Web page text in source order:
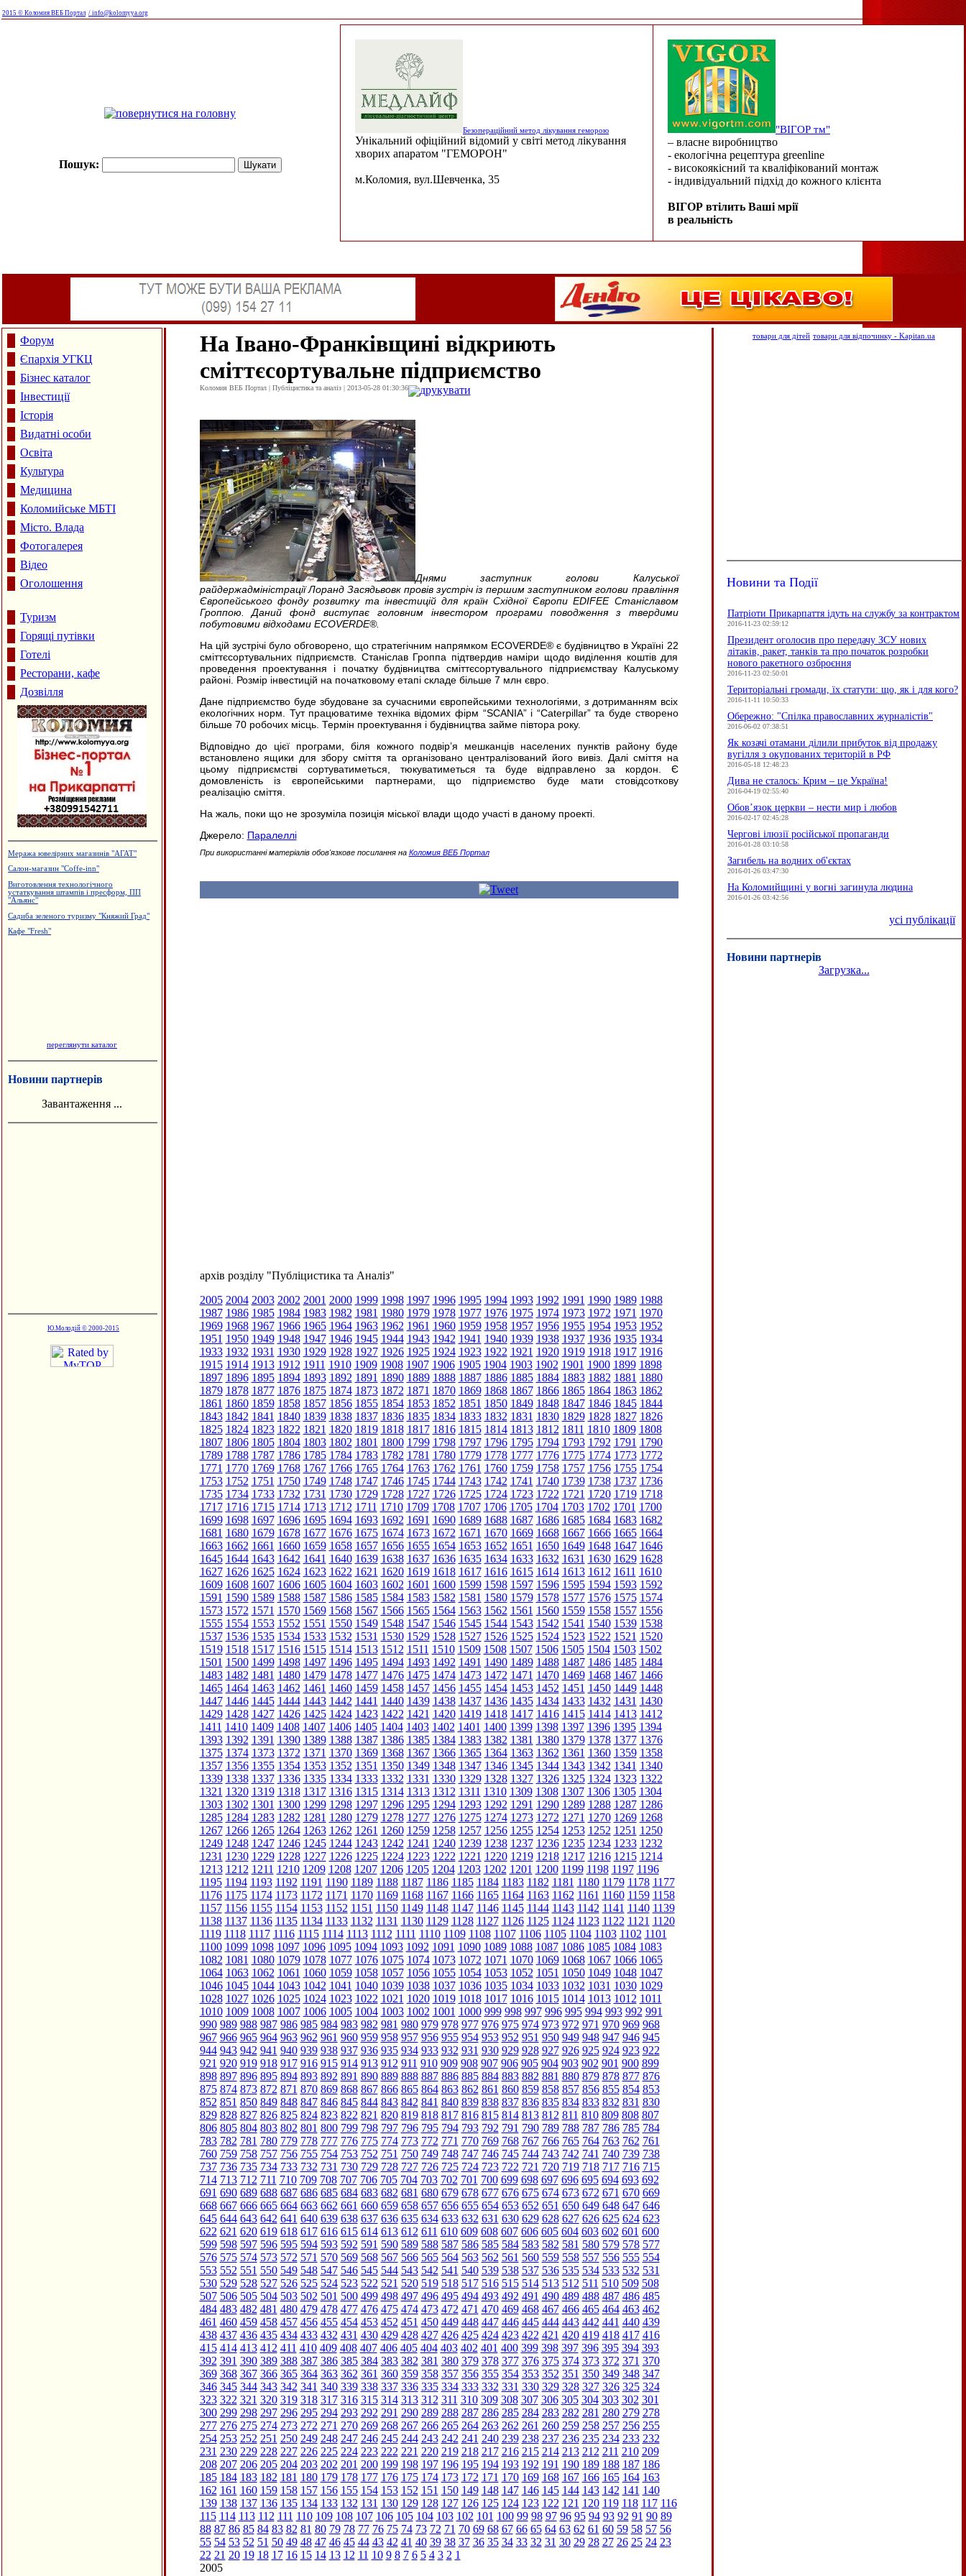
2015 © Коломия ВЕБ Портал / info@kolomyya.org
Пошук:
Безопераційний метод лікування геморою
Унікальний офіційний відомий у світі метод лікування
хворих апаратом "ГЕМОРОН"
м.Коломия, вул.Шевченка, 35
"ВІГОР тм"
– власне виробництво
- екологічна рецептура greenline
- високоякісний та кваліфікований монтаж
- індивідуальний підхід до кожного клієнта
ВІГОР втілить Ваші мрії
в реальність
Форум
Єпархія УГКЦ
Бізнес каталог
Інвестиції
Історія
Видатні особи
Освіта
Культура
Медицина
Коломийське МБТІ
Місто. Влада
Фотогалерея
Відео
Оголошення
Туризм
Горящі путівки
Готелі
Ресторани, кафе
Дозвілля
Меража ювелірних магазинів "АГАТ"
Салон-магазин "Coffe-inn"
Виготовлення технологічного
устаткування штампів і пресформ, ПП
"Альянс"
Садиба зеленого туризму "Княжий Град"
Кафе "Fresh"
переглянути каталог
Новини партнерів
Завантаження ...
Ю.Молодій © 2000-2015
На Івано-Франківщині відкриють
сміттєсортувальне підприємство
Коломия ВЕБ Портал | Публіцистика та аналіз | 2013-05-28 01:30:36 друкувати
Днями заступник голови Калуської
райдержадміністрації Лоранд Засядьвовк провів зустріч із першим заступником голови правління
Європейського фонду розвитку та інвестицій для країн Східної ЄвропиEDIFEEСтаніславом
Гроппою. Даний фонд виступає головним інвестором програми поводження з твердими
побутовими відходами ECOVERDE®.
На цій зустрічі було обговорено, що стратегічним напрямком ECOVERDE® є будівництво в Україні 22
сміттєсортувальних підприємств. Станіслав Гроппа підтвердив наміри щодо виділення коштів для
проведення проектування і початку будівництва сміттєсортувального підприємствау Калуському
районі. Розмір інвестицій на початковому етапі складе більше 7 млн євро.
Дане підприємство буде збудоване за сучасними європейськими технологіями, з дотриманням всіх
екологічних норм. Тут працюватиме техніка відомих фірм “SCANIA” і “Caterpillar” та буде створено
більше 70 робочих місць. Термін проектування і будівництва займе півтора року.
Відповідно до цієї програми, біля кожного подвір’я мешканців населених пунктів району буде
встановлено ящики для збору сміття та організовано централізований його вивіз. Далі сміття на
цьому підприємстві сортуватиметься, тюкуватиметься та буде відправлено за кордон. Є
домовленість із європейськими партнерами, що підприємство буде мати стовідсоткову
реалізацію сміття.
На жаль, поки що не зрозуміла позиція міської влади щодо участі в даному проекті.
Джерело: Паралеллі
При використанні матеріалів обов'язкове посилання на Коломия ВЕБ Портал
архів розділу "Публіцистика та Аналіз"
2005 2004 2003 2002 2001 2000 1999 1998 1997 1996 1995 1994 1993 1992 1991 1990 1989 1988
1987 1986 1985 1984 1983 1982 1981 1980 1979 1978 1977 1976 1975 1974 1973 1972 1971 1970
1969 1968 1967 1966 1965 1964 1963 1962 1961 1960 1959 1958 1957 1956 1955 1954 1953 1952
1951 1950 1949 1948 1947 1946 1945 1944 1943 1942 1941 1940 1939 1938 1937 1936 1935 1934
1933 1932 1931 1930 1929 1928 1927 1926 1925 1924 1923 1922 1921 1920 1919 1918 1917 1916
1915 1914 1913 1912 1911 1910 1909 1908 1907 1906 1905 1904 1903 1902 1901 1900 1899 1898
1897 1896 1895 1894 1893 1892 1891 1890 1889 1888 1887 1886 1885 1884 1883 1882 1881 1880
1879 1878 1877 1876 1875 1874 1873 1872 1871 1870 1869 1868 1867 1866 1865 1864 1863 1862
1861 1860 1859 1858 1857 1856 1855 1854 1853 1852 1851 1850 1849 1848 1847 1846 1845 1844
1843 1842 1841 1840 1839 1838 1837 1836 1835 1834 1833 1832 1831 1830 1829 1828 1827 1826
1825 1824 1823 1822 1821 1820 1819 1818 1817 1816 1815 1814 1813 1812 1811 1810 1809 1808
1807 1806 1805 1804 1803 1802 1801 1800 1799 1798 1797 1796 1795 1794 1793 1792 1791 1790
1789 1788 1787 1786 1785 1784 1783 1782 1781 1780 1779 1778 1777 1776 1775 1774 1773 1772
1771 1770 1769 1768 1767 1766 1765 1764 1763 1762 1761 1760 1759 1758 1757 1756 1755 1754
1753 1752 1751 1750 1749 1748 1747 1746 1745 1744 1743 1742 1741 1740 1739 1738 1737 1736
1735 1734 1733 1732 1731 1730 1729 1728 1727 1726 1725 1724 1723 1722 1721 1720 1719 1718
1717 1716 1715 1714 1713 1712 1711 1710 1709 1708 1707 1706 1705 1704 1703 1702 1701 1700
1699 1698 1697 1696 1695 1694 1693 1692 1691 1690 1689 1688 1687 1686 1685 1684 1683 1682
1681 1680 1679 1678 1677 1676 1675 1674 1673 1672 1671 1670 1669 1668 1667 1666 1665 1664
1663 1662 1661 1660 1659 1658 1657 1656 1655 1654 1653 1652 1651 1650 1649 1648 1647 1646
1645 1644 1643 1642 1641 1640 1639 1638 1637 1636 1635 1634 1633 1632 1631 1630 1629 1628
1627 1626 1625 1624 1623 1622 1621 1620 1619 1618 1617 1616 1615 1614 1613 1612 1611 1610
1609 1608 1607 1606 1605 1604 1603 1602 1601 1600 1599 1598 1597 1596 1595 1594 1593 1592
1591 1590 1589 1588 1587 1586 1585 1584 1583 1582 1581 1580 1579 1578 1577 1576 1575 1574
1573 1572 1571 1570 1569 1568 1567 1566 1565 1564 1563 1562 1561 1560 1559 1558 1557 1556
1555 1554 1553 1552 1551 1550 1549 1548 1547 1546 1545 1544 1543 1542 1541 1540 1539 1538
1537 1536 1535 1534 1533 1532 1531 1530 1529 1528 1527 1526 1525 1524 1523 1522 1521 1520
1519 1518 1517 1516 1515 1514 1513 1512 1511 1510 1509 1508 1507 1506 1505 1504 1503 1502
1501 1500 1499 1498 1497 1496 1495 1494 1493 1492 1491 1490 1489 1488 1487 1486 1485 1484
1483 1482 1481 1480 1479 1478 1477 1476 1475 1474 1473 1472 1471 1470 1469 1468 1467 1466
1465 1464 1463 1462 1461 1460 1459 1458 1457 1456 1455 1454 1453 1452 1451 1450 1449 1448
1447 1446 1445 1444 1443 1442 1441 1440 1439 1438 1437 1436 1435 1434 1433 1432 1431 1430
1429 1428 1427 1426 1425 1424 1423 1422 1421 1420 1419 1418 1417 1416 1415 1414 1413 1412
1411 1410 1409 1408 1407 1406 1405 1404 1403 1402 1401 1400 1399 1398 1397 1396 1395 1394
1393 1392 1391 1390 1389 1388 1387 1386 1385 1384 1383 1382 1381 1380 1379 1378 1377 1376
1375 1374 1373 1372 1371 1370 1369 1368 1367 1366 1365 1364 1363 1362 1361 1360 1359 1358
1357 1356 1355 1354 1353 1352 1351 1350 1349 1348 1347 1346 1345 1344 1343 1342 1341 1340
1339 1338 1337 1336 1335 1334 1333 1332 1331 1330 1329 1328 1327 1326 1325 1324 1323 1322
1321 1320 1319 1318 1317 1316 1315 1314 1313 1312 1311 1310 1309 1308 1307 1306 1305 1304
1303 1302 1301 1300 1299 1298 1297 1296 1295 1294 1293 1292 1291 1290 1289 1288 1287 1286
1285 1284 1283 1282 1281 1280 1279 1278 1277 1276 1275 1274 1273 1272 1271 1270 1269 1268
1267 1266 1265 1264 1263 1262 1261 1260 1259 1258 1257 1256 1255 1254 1253 1252 1251 1250
1249 1248 1247 1246 1245 1244 1243 1242 1241 1240 1239 1238 1237 1236 1235 1234 1233 1232
1231 1230 1229 1228 1227 1226 1225 1224 1223 1222 1221 1220 1219 1218 1217 1216 1215 1214
1213 1212 1211 1210 1209 1208 1207 1206 1205 1204 1203 1202 1201 1200 1199 1198 1197 1196
1195 1194 1193 1192 1191 1190 1189 1188 1187 1186 1185 1184 1183 1182 1181 1180 1179 1178 1177
1176 1175 1174 1173 1172 1171 1170 1169 1168 1167 1166 1165 1164 1163 1162 1161 1160 1159 1158
1157 1156 1155 1154 1153 1152 1151 1150 1149 1148 1147 1146 1145 1144 1143 1142 1141 1140 1139
1138 1137 1136 1135 1134 1133 1132 1131 1130 1129 1128 1127 1126 1125 1124 1123 1122 1121 1120
1119 1118 1117 1116 1115 1114 1113 1112 1111 1110 1109 1108 1107 1106 1105 1104 1103 1102 1101
1100 1099 1098 1097 1096 1095 1094 1093 1092 1091 1090 1089 1088 1087 1086 1085 1084 1083
1082 1081 1080 1079 1078 1077 1076 1075 1074 1073 1072 1071 1070 1069 1068 1067 1066 1065
1064 1063 1062 1061 1060 1059 1058 1057 1056 1055 1054 1053 1052 1051 1050 1049 1048 1047
1046 1045 1044 1043 1042 1041 1040 1039 1038 1037 1036 1035 1034 1033 1032 1031 1030 1029
1028 1027 1026 1025 1024 1023 1022 1021 1020 1019 1018 1017 1016 1015 1014 1013 1012 1011
1010 1009 1008 1007 1006 1005 1004 1003 1002 1001 1000 999 998 997 996 995 994 993 992 991
990 989 988 987 986 985 984 983 982 981 980 979 978 977 976 975 974 973 972 971 970 969 968
967 966 965 964 963 962 961 960 959 958 957 956 955 954 953 952 951 950 949 948 947 946 945
944 943 942 941 940 939 938 937 936 935 934 933 932 931 930 929 928 927 926 925 924 923 922
921 920 919 918 917 916 915 914 913 912 911 910 909 908 907 906 905 904 903 902 901 900 899
898 897 896 895 894 893 892 891 890 889 888 887 886 885 884 883 882 881 880 879 878 877 876
875 874 873 872 871 870 869 868 867 866 865 864 863 862 861 860 859 858 857 856 855 854 853
852 851 850 849 848 847 846 845 844 843 842 841 840 839 838 837 836 835 834 833 832 831 830
829 828 827 826 825 824 823 822 821 820 819 818 817 816 815 814 813 812 811 810 809 808 807
806 805 804 803 802 801 800 799 798 797 796 795 794 793 792 791 790 789 788 787 786 785 784
783 782 781 780 779 778 777 776 775 774 773 772 771 770 769 768 767 766 765 764 763 762 761
760 759 758 757 756 755 754 753 752 751 750 749 748 747 746 745 744 743 742 741 740 739 738
737 736 735 734 733 732 731 730 729 728 727 726 725 724 723 722 721 720 719 718 717 716 715
714 713 712 711 710 709 708 707 706 705 704 703 702 701 700 699 698 697 696 695 694 693 692
691 690 689 688 687 686 685 684 683 682 681 680 679 678 677 676 675 674 673 672 671 670 669
668 667 666 665 664 663 662 661 660 659 658 657 656 655 654 653 652 651 650 649 648 647 646
645 644 643 642 641 640 639 638 637 636 635 634 633 632 631 630 629 628 627 626 625 624 623
622 621 620 619 618 617 616 615 614 613 612 611 610 609 608 607 606 605 604 603 602 601 600
599 598 597 596 595 594 593 592 591 590 589 588 587 586 585 584 583 582 581 580 579 578 577
576 575 574 573 572 571 570 569 568 567 566 565 564 563 562 561 560 559 558 557 556 555 554
553 552 551 550 549 548 547 546 545 544 543 542 541 540 539 538 537 536 535 534 533 532 531
530 529 528 527 526 525 524 523 522 521 520 519 518 517 516 515 514 513 512 511 510 509 508
507 506 505 504 503 502 501 500 499 498 497 496 495 494 493 492 491 490 489 488 487 486 485
484 483 482 481 480 479 478 477 476 475 474 473 472 471 470 469 468 467 466 465 464 463 462
461 460 459 458 457 456 455 454 453 452 451 450 449 448 447 446 445 444 443 442 441 440 439
438 437 436 435 434 433 432 431 430 429 428 427 426 425 424 423 422 421 420 419 418 417 416
415 414 413 412 411 410 409 408 407 406 405 404 403 402 401 400 399 398 397 396 395 394 393
392 391 390 389 388 387 386 385 384 383 382 381 380 379 378 377 376 375 374 373 372 371 370
369 368 367 366 365 364 363 362 361 360 359 358 357 356 355 354 353 352 351 350 349 348 347
346 345 344 343 342 341 340 339 338 337 336 335 334 333 332 331 330 329 328 327 326 325 324
323 322 321 320 319 318 317 316 315 314 313 312 311 310 309 308 307 306 305 304 303 302 301
300 299 298 297 296 295 294 293 292 291 290 289 288 287 286 285 284 283 282 281 280 279 278
277 276 275 274 273 272 271 270 269 268 267 266 265 264 263 262 261 260 259 258 257 256 255
254 253 252 251 250 249 248 247 246 245 244 243 242 241 240 239 238 237 236 235 234 233 232
231 230 229 228 227 226 225 224 223 222 221 220 219 218 217 216 215 214 213 212 211 210 209
208 207 206 205 204 203 202 201 200 199 198 197 196 195 194 193 192 191 190 189 188 187 186
185 184 183 182 181 180 179 178 177 176 175 174 173 172 171 170 169 168 167 166 165 164 163
162 161 160 159 158 157 156 155 154 153 152 151 150 149 148 147 146 145 144 143 142 141 140
139 138 137 136 135 134 133 132 131 130 129 128 127 126 125 124 123 122 121 120 119 118 117 116
115 114 113 112 111 110 109 108 107 106 105 104 103 102 101 100 99 98 97 96 95 94 93 92 91 90 89
88 87 86 85 84 83 82 81 80 79 78 77 76 75 74 73 72 71 70 69 68 67 66 65 64 63 62 61 60 59 58 57 56
55 54 53 52 51 50 49 48 47 46 45 44 43 42 41 40 39 38 37 36 35 34 33 32 31 30 29 28 27 26 25 24 23
22 21 20 19 18 17 16 15 14 13 12 11 10 9 8 7 6 5 4 3 2 1
2005
товари для дітей товари для відпочинку - Kapitan.ua
Новини та Події
Патріоти Прикарпаття ідуть на службу за контрактом
2016-11-23 02:59:12
Президент оголосив про передачу ЗСУ нових
літаків, ракет, танків та про початок розробки
нового ракетного озброєння
2016-11-23 02:50:01
Територіальні громади, їх статути: що, як і для кого?
2016-11-11 10:50:33
Обережно: "Спілка православних журналістів"
2016-06-02 07:38:51
Як козачі отамани ділили прибуток від продажу
вугілля з окупованих територій в РФ
2016-05-18 12:48:23
Дива не сталось: Крим – це Україна!
2016-04-19 02:55:40
Обов’язок церкви – нести мир і любов
2016-02-17 02:45:28
Чергові ілюзії російської пропаганди
2016-01-28 03:10:58
Загибель на водних об'єктах
2016-01-26 03:47:30
На Коломийщині у вогні загинула людина
2016-01-26 03:42:56
усі публікації
Новини партнерів
Загрузка...